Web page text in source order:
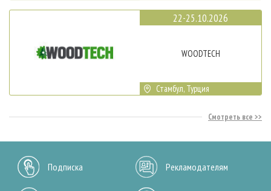
22-25.10.2026
WOODTECH
Стамбул, Турция
Смотреть все
Подписка Рекламодателям